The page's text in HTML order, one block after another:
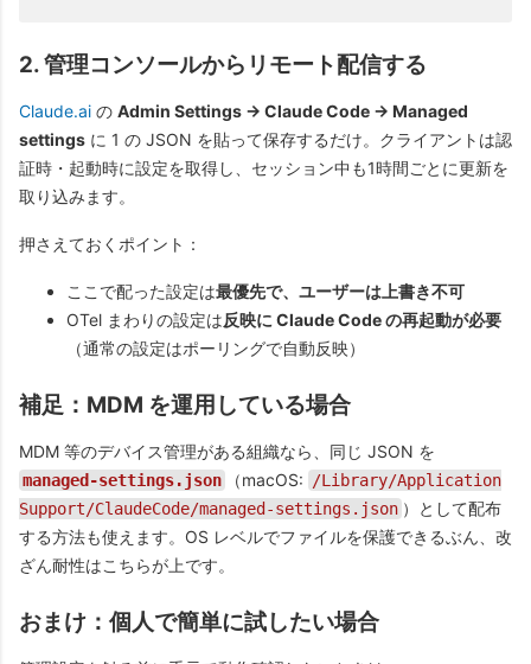
2. 管理コンソールからリモート配信する
Claude.ai の Admin Settings → Claude Code → Managed
settings に 1 の JSON を貼って保存するだけ。クライアントは認
証時・起動時に設定を取得し、セッション中も1時間ごとに更新を
取り込みます。
押さえておくポイント：
ここで配った設定は最優先で、ユーザーは上書き不可
OTel まわりの設定は反映に Claude Code の再起動が必要
（通常の設定はポーリングで自動反映）
補足：MDM を運用している場合
MDM 等のデバイス管理がある組織なら、同じ JSON を
managed-settings.json （macOS:
/Library/Application
Support/ClaudeCode/managed-settings.json ）として配布
する方法も使えます。OS レベルでファイルを保護できるぶん、改
ざん耐性はこちらが上です。
おまけ：個人で簡単に試したい場合